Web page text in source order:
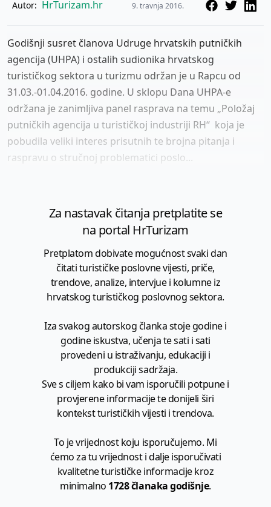
Autor: HrTurizam.hr 9. travnja 2016.
Godišnji susret članova Udruge hrvatskih putničkih
agencija (UHPA) i ostalih sudionika hrvatskog
turističkog sektora u turizmu održan je u Rapcu od
31.03.-01.04.2016. godine. U sklopu Dana UHPA-e
održana je zanimljiva panel rasprava na temu „Položaj
putničkih agencija u turističkoj industriji RH“ koja je
pobudila veliki interes prisutnih te brojna pitanja i
raspravu o stručnoj problematici poslo...
Za nastavak čitanja pretplatite se
na portal HrTurizam
Pretplatom dobivate mogućnost svaki dan
čitati turističke poslovne vijesti, priče,
trendove, analize, intervjue i kolumne iz
hrvatskog turističkog poslovnog sektora.
Iza svakog autorskog članka stoje godine i
godine iskustva, učenja te sati i sati
provedeni u istraživanju, edukaciji i
produkciji sadržaja.
Sve s ciljem kako bi vam isporučili potpune i
provjerene informacije te donijeli širi
kontekst turističkih vijesti i trendova.
To je vrijednost koju isporučujemo. Mi
ćemo za tu vrijednost i dalje isporučivati
kvalitetne turističke informacije kroz
minimalno 1728 članaka godišnje.